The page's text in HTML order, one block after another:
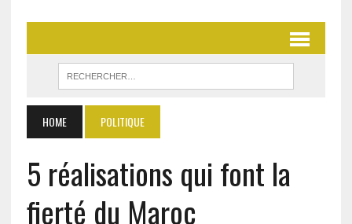
HOME POLITIQUE
5 réalisations qui font la
fierté du Maroc